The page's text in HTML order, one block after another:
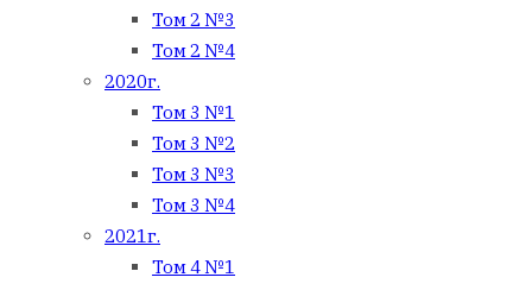
Том 2 №3
Том 2 №4
2020г.
Том 3 №1
Том 3 №2
Том 3 №3
Том 3 №4
2021г.
Том 4 №1